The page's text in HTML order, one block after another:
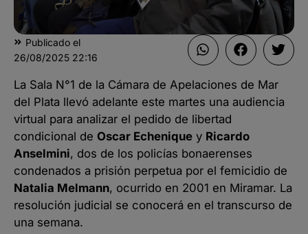
Publicado el
26/08/2025 22:16
La Sala N°1 de la Cámara de Apelaciones de Mar
del Plata llevó adelante este martes una audiencia
virtual para analizar el pedido de libertad
condicional de Oscar Echenique y Ricardo
Anselmini, dos de los policías bonaerenses
condenados a prisión perpetua por el femicidio de
Natalia Melmann, ocurrido en 2001 en Miramar. La
resolución judicial se conocerá en el transcurso de
una semana.